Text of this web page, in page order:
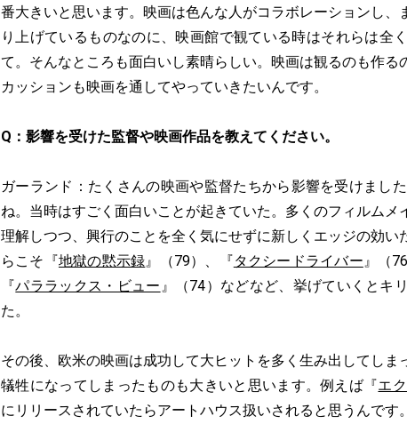
番大きいと思います。映画は色んな人がコラボレーションし
り上げているものなのに、映画館で観ている時はそれらは全
て。そんなところも面白いし素晴らしい。映画は観るのも作る
カッションも映画を通してやっていきたいんです。
Q：影響を受けた監督や映画作品を教えてください。
ガーランド：たくさんの映画や監督たちから影響を受けまし
ね。当時はすごく面白いことが起きていた。多くのフィルムメ
理解しつつ、興行のことを全く気にせずに新しくエッジの効
らこそ『地獄の黙示録 』（79）、『タクシードライバー 』（
『パララックス・ビュー 』（74）などなど、挙げていくとキ
た。
その後、欧米の映画は成功して大ヒットを多く生み出してしま
犠牲になってしまったものも大きいと思います。例えば『エ
にリリースされていたらアートハウス扱いされると思うんで